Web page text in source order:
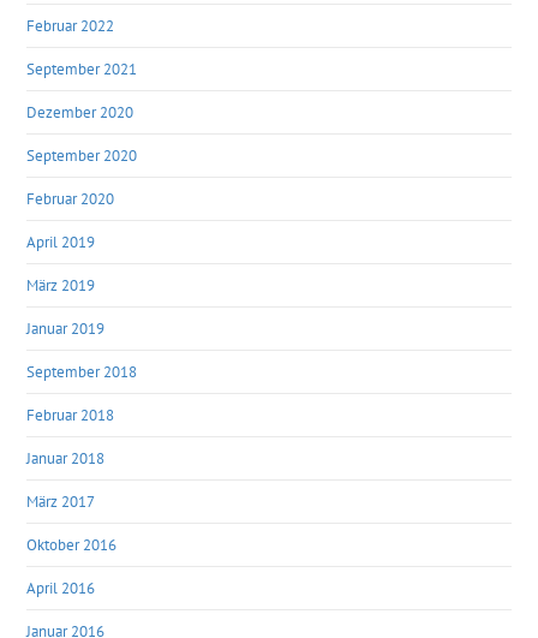
Februar 2022
September 2021
Dezember 2020
September 2020
Februar 2020
April 2019
März 2019
Januar 2019
September 2018
Februar 2018
Januar 2018
März 2017
Oktober 2016
April 2016
Januar 2016